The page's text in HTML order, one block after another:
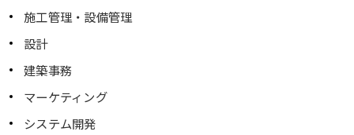
施工管理・設備管理
設計
建築事務
マーケティング
システム開発